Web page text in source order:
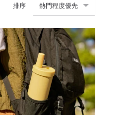
排序 熱門程度優先